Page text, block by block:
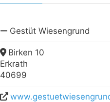
Gestüt Wiesengrund
Birken 10
Erkrath
40699